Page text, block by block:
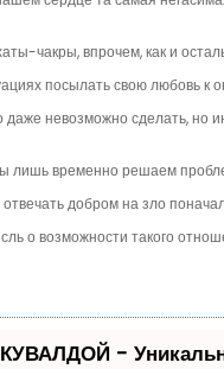
чакры, впро­чем, как и
посылать свою любовь
даже невозможно сде­лать, но
лишь временно решаем
добром на зло
о возможности такого
-